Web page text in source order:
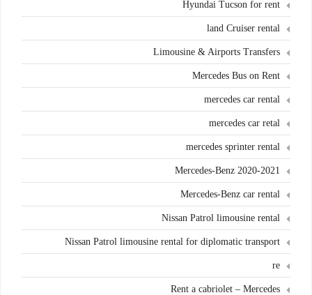
Hyundai Tucson for rent
land Cruiser rental
Limousine & Airports Transfers
Mercedes Bus on Rent
mercedes car rental
mercedes car retal
mercedes sprinter rental
Mercedes-Benz 2020-2021
Mercedes-Benz car rental
Nissan Patrol limousine rental
Nissan Patrol limousine rental for diplomatic transport
re
Rent a cabriolet – Mercedes